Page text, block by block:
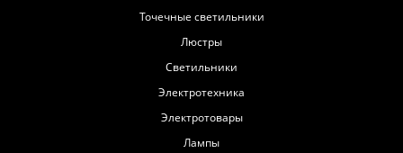
Точечные светильники
Люстры
Светильники
Электротехника
Электротовары
Лампы